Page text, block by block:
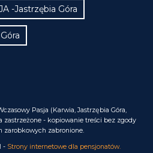
-Jastrzębia Góra
Pasja (Karwia, Jastrzębia Góra,
zastrzeżone - kopiowanie treści bez zgody
zarobkowych zabronione.
- Strony internetowe dla pensjonatów.